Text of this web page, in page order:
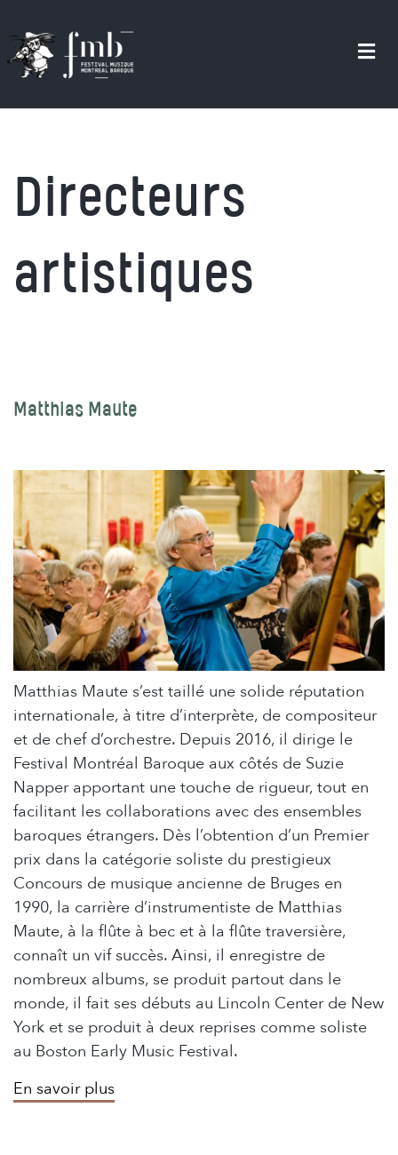
au
contenu
principal
Directeurs
artistiques
Matthias Maute
Matthias Maute s’est taillé une solide réputation
internationale, à titre d’interprète, de compositeur
et de chef d’orchestre. Depuis 2016, il dirige le
Festival Montréal Baroque aux côtés de Suzie
Napper apportant une touche de rigueur, tout en
facilitant les collaborations avec des ensembles
baroques étrangers. Dès l’obtention d’un Premier
prix dans la catégorie soliste du prestigieux
Concours de musique ancienne de Bruges en
1990, la carrière d’instrumentiste de Matthias
Maute, à la flûte à bec et à la flûte traversière,
connaît un vif succès. Ainsi, il enregistre de
nombreux albums, se produit partout dans le
monde, il fait ses débuts au Lincoln Center de New
York et se produit à deux reprises comme soliste
au Boston Early Music Festival.
En savoir plus